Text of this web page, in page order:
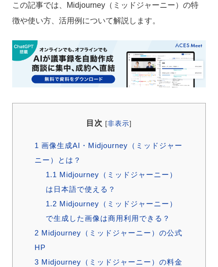
この記事では、Midjourney（ミッドジャーニー）の特
徴や使い方、活用例について解説します。
目次 [非表示]
1 画像生成AI・Midjourney（ミッドジャー
ニー）とは？
1.1 Midjourney（ミッドジャーニー）
は日本語で使える？
1.2 Midjourney（ミッドジャーニー）
で生成した画像は商用利用できる？
2 Midjourney（ミッドジャーニー）の公式
HP
3 Midjourney（ミッドジャーニー）の料金